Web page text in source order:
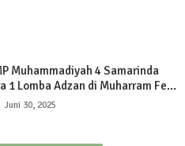
Muhammadiyah 4 Samarinda
1 Lomba Adzan di Muharram Fest
Juni 30, 2025